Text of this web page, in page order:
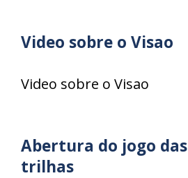
Video sobre o Visao
Video sobre o Visao
Abertura do jogo das
trilhas